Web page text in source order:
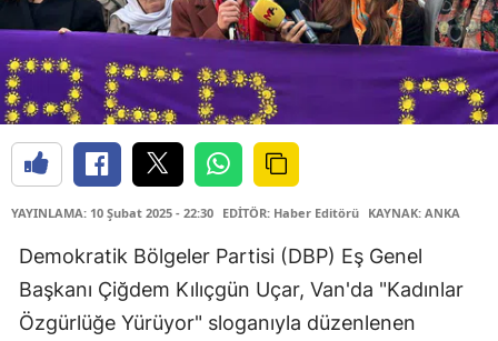
YAYINLAMA: 10 Şubat 2025 - 22:30 EDİTÖR: Haber Editörü KAYNAK: ANKA
Demokratik Bölgeler Partisi (DBP) Eş Genel
Başkanı Çiğdem Kılıçgün Uçar, Van'da "Kadınlar
Özgürlüğe Yürüyor" sloganıyla düzenlenen